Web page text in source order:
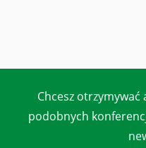
Chcesz
podobnych